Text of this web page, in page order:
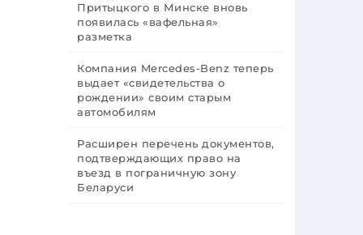
Притыцкого в Минске вновь
появилась «вафельная»
разметка
Компания Mercedes-Benz теперь
выдает «свидетельства о
рождении» своим старым
автомобилям
Расширен перечень документов,
подтверждающих право на
въезд в пограничную зону
Беларуси